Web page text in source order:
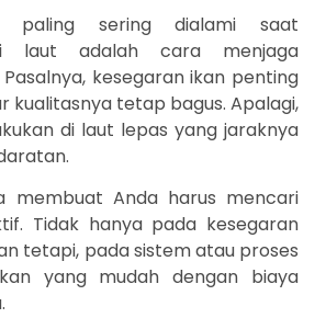
paling sering dialami saat
laut adalah cara menjaga
kesegaran ikan penting
kualitasnya tetap bagus. Apalagi,
di laut lepas yang jaraknya
membuat Anda harus mencari
Tidak hanya pada kesegaran
tetapi, pada sistem atau proses
yang mudah dengan biaya